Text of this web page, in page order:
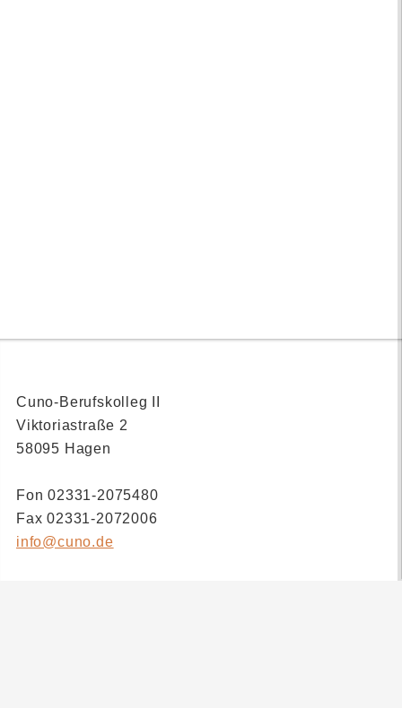
Cuno-Berufskolleg II
Viktoriastraße 2
58095 Hagen
Fon 02331-2075480
Fax 02331-2072006
info@cuno.de